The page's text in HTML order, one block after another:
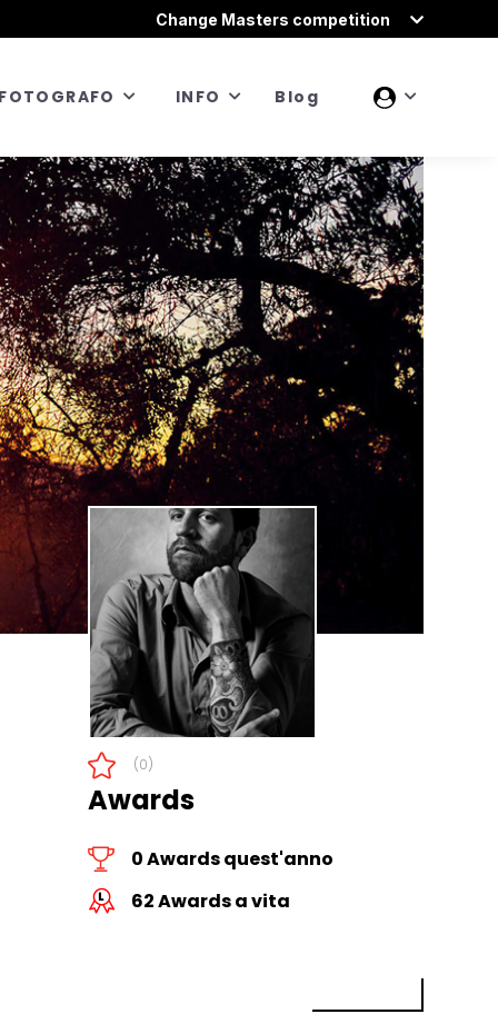
Change Masters competition
FOTOGRAFO INFO Blog
(0)
Awards
0 Awards quest'anno
62 Awards a vita